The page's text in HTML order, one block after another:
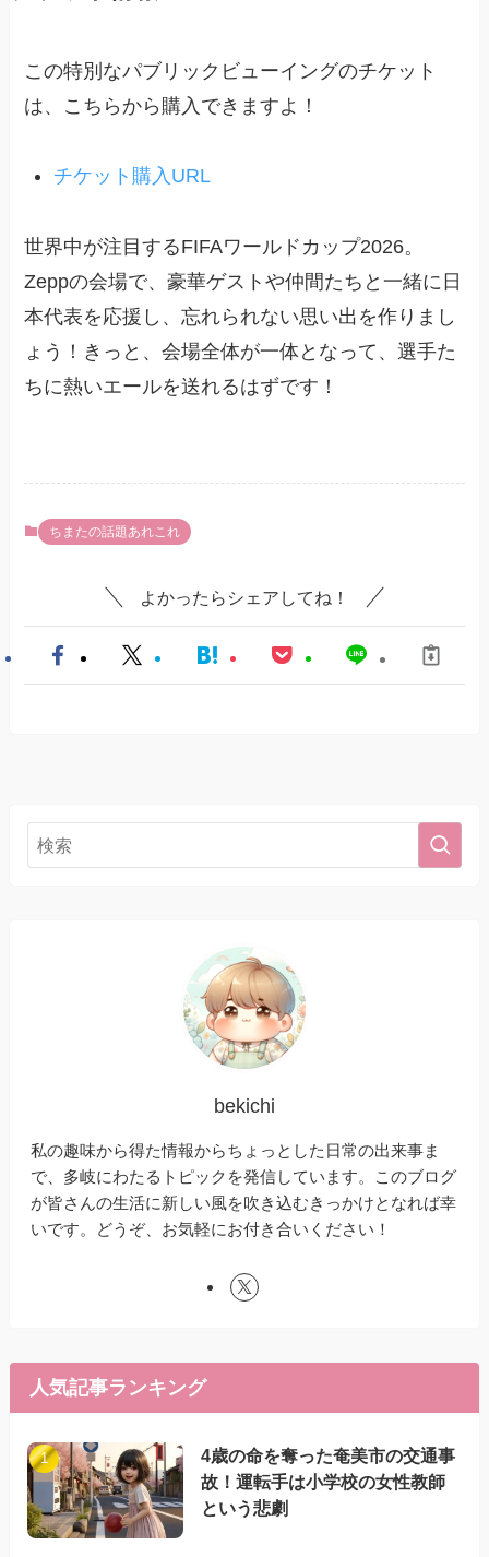
この特別なパブリックビューイングのチケット
は、こちらから購入できますよ！
チケット購入URL
世界中が注目するFIFAワールドカップ2026。
Zeppの会場で、豪華ゲストや仲間たちと一緒に日
本代表を応援し、忘れられない思い出を作りまし
ょう！きっと、会場全体が一体となって、選手た
ちに熱いエールを送れるはずです！
ちまたの話題あれこれ
よかったらシェアしてね！
bekichi
私の趣味から得た情報からちょっとした日常の出来事ま
で、多岐にわたるトピックを発信しています。このブログ
が皆さんの生活に新しい風を吹き込むきっかけとなれば幸
いです。どうぞ、お気軽にお付き合いください！
人気記事ランキング
4歳の命を奪った奄美市の交通事
故！運転手は小学校の女性教師
という悲劇